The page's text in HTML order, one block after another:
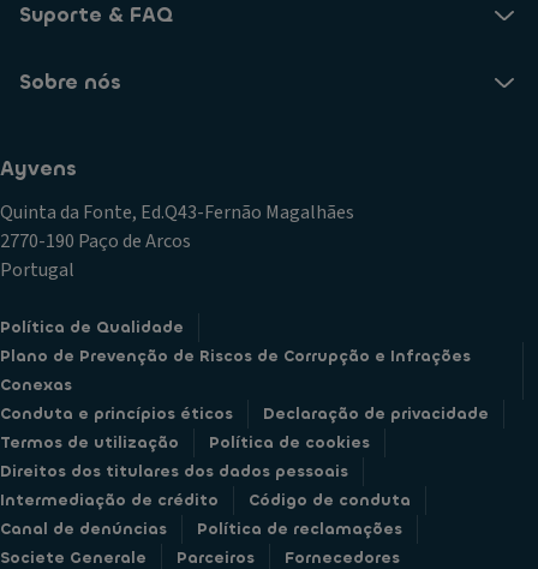
Suporte & FAQ
Sobre nós
Ayvens
Quinta da Fonte, Ed.Q43-Fernão Magalhães
2770-190 Paço de Arcos
Portugal
Política de Qualidade
Plano de Prevenção de Riscos de Corrupção e Infrações
Conexas
Conduta e princípios éticos
Declaração de privacidade
Termos de utilização
Política de cookies
Direitos dos titulares dos dados pessoais
Intermediação de crédito
Código de conduta
Canal de denúncias
Política de reclamações
Societe Generale
Parceiros Fornecedores